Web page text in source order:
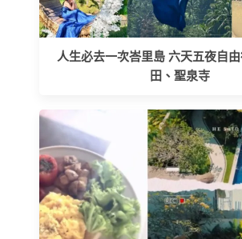
人生必去一次峇里島 六天五夜自
田、聖泉寺